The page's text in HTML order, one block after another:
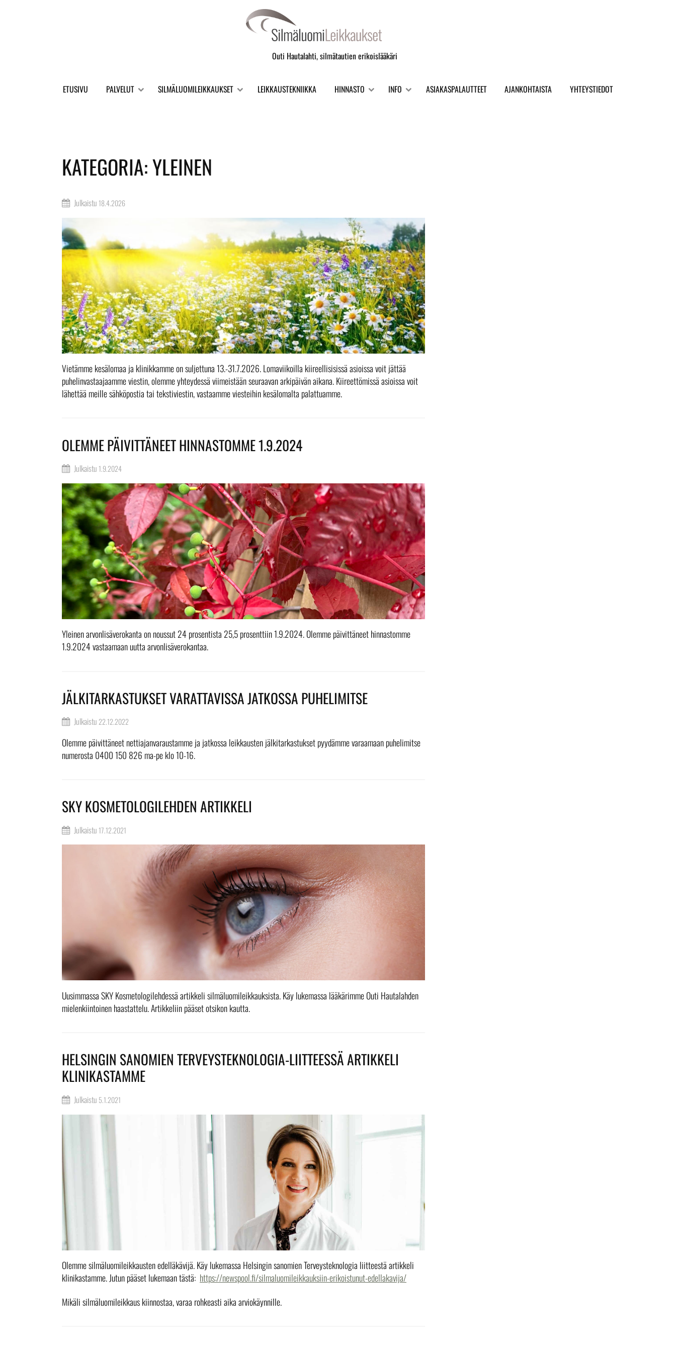
Outi Hautalahti, silmätautien erikoislääkäri
ETUSIVU PALVELUT SILMÄLUOMILEIKKAUKSET LEIKKAUSTEKNIIKKA HINNASTO INFO ASIAKASPALAUTTEET AJANKOHTAISTA YHTEYSTIEDOT
KATEGORIA:YLEINEN
Julkaistu 18.4.2026
Vietämme kesälomaa ja klinikkamme on suljettuna 13.-31.7.2026. Lomaviikoilla kiireellisisissä asioissa voit jättää
puhelinvastaajaamme viestin, olemme yhteydessä viimeistään seuraavan arkipäivän aikana. Kiireettömissä asioissa voit
lähettää meille sähköpostia tai tekstiviestin, vastaamme viesteihin kesälomalta palattuamme.
OLEMME PÄIVITTÄNEET HINNASTOMME 1.9.2024
Julkaistu 1.9.2024
Yleinen arvonlisäverokanta on noussut 24 prosentista 25,5 prosenttiin 1.9.2024. Olemme päivittäneet hinnastomme
1.9.2024 vastaamaan uutta arvonlisäverokantaa.
JÄLKITARKASTUKSET VARATTAVISSA JATKOSSA PUHELIMITSE
Julkaistu22.12.2022
Olemme päivittäneet nettiajanvaraustamme ja jatkossa leikkausten jälkitarkastukset pyydämme varaamaan puhelimitse
numerosta 0400 150 826 ma-pe klo 10-16.
SKY KOSMETOLOGILEHDEN ARTIKKELI
Julkaistu 17.12.2021
Uusimmassa SKY Kosmetologilehdessä artikkeli silmäluomileikkauksista. Käy lukemassa lääkärimme Outi Hautalahden
mielenkiintoinen haastattelu. Artikkeliin pääset otsikon kautta.
HELSINGIN SANOMIEN TERVEYSTEKNOLOGIA-LIITTEESSÄ ARTIKKELI
KLINIKASTAMME
Julkaistu 5.1.2021
Olemme silmäluomileikkausten edelläkävijä. Käy lukemassa Helsingin sanomien Terveysteknologia liitteestä artikkeli
klinikastamme. Jutun pääset lukemaan tästä: https://newspool.fi/silmaluomileikkauksiin-erikoistunut-edellakavija/
Mikäli silmäluomileikkaus kiinnostaa, varaa rohkeasti aika arviokäynnille.